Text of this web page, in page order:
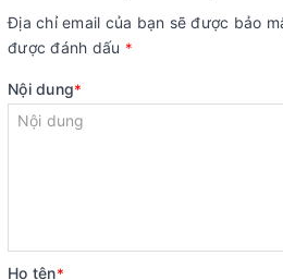
Địa chỉ email của bạn sẽ được bảo
được đánh dấu *
Nội dung*
Họ tên*